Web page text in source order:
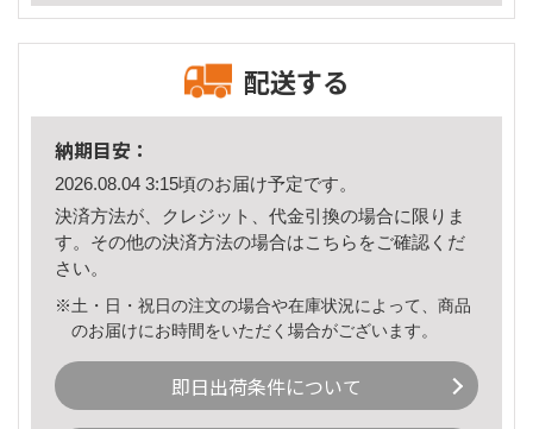
配送する
納期目安：
2026.08.04 3:15頃のお届け予定です。
決済方法が、クレジット、代金引換の場合に限りま
す。その他の決済方法の場合はこちら をご確認くだ
さい。
※土・日・祝日の注文の場合や在庫状況によって、商品
のお届けにお時間をいただく場合がございます。
即日出荷条件について